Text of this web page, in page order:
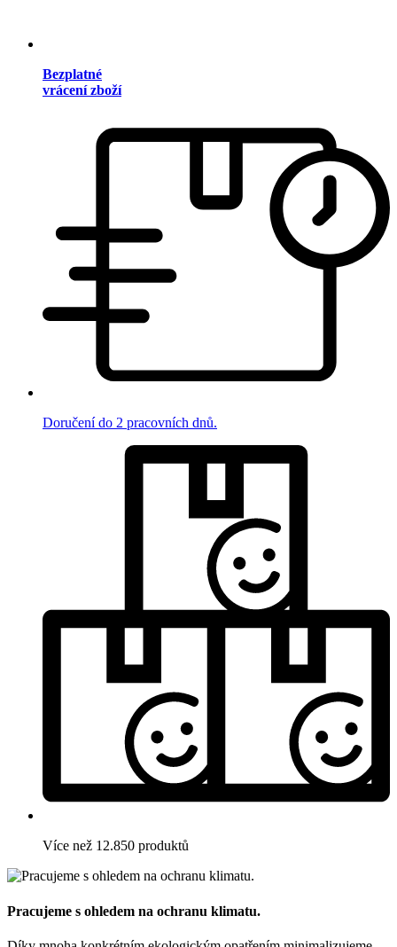
Bezplatné
vrácení zboží
Doručení do 2 pracovních dnů.
Více než 12.850 produktů
Pracujeme s ohledem na ochranu klimatu.